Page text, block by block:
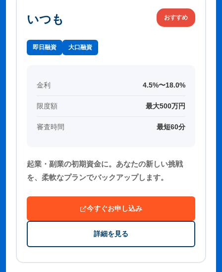
いつも おすすめ
即日融資 大口融資
金利 4.5%〜18.0%
限度額 最大500万円
審査時間 最短60分
起業・副業の初期資金に。あなたの新しい挑戦
を、柔軟なプランでバックアップします。
今すぐお申し込み
詳細を見る